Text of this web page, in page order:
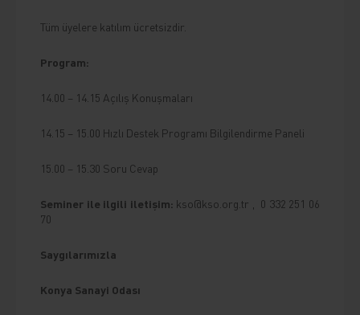
Tüm üyelere katılım ücretsizdir.
Program:
14.00 – 14.15 Açılış Konuşmaları
14.15 – 15.00 Hızlı Destek Programı Bilgilendirme Paneli
15.00 – 15.30 Soru Cevap
Seminer ile ilgili iletişim: kso@kso.org.tr
0 332 251 06
70
Saygılarımızla
Konya Sanayi Odası